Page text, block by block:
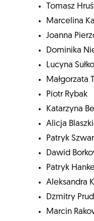
Tomasz
Marcelina
Joanna
Dominika
Lucyna
Małgorzata
Piotr Rybak
Katarzyna
Alicja
Patryk
Dawid
Patryk Hanke
Aleksandra
Dzmitry
Marcin